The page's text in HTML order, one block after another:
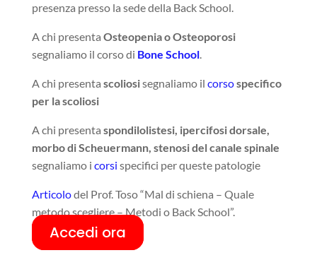
presenza presso la sede della Back School.
A chi presenta Osteopenia o Osteoporosi
segnaliamo il corso di Bone School.
A chi presenta scoliosisegnaliamo il corsospecifico
per la scoliosi
A chi presenta spondilolistesi, ipercifosi dorsale,
morbo di Scheuermann, stenosi del canale spinale
segnaliamo i corsi specifici per queste patologie
Articolodel Prof. Toso “Mal di schiena – Quale
metodo scegliere – Metodi o Back School”.
Accedi ora